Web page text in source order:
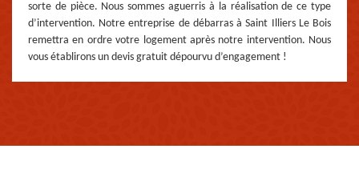
sorte de pièce. Nous sommes aguerris à la réalisation de ce type
d’intervention. Notre entreprise de débarras à Saint Illiers Le Bois
remettra en ordre votre logement après notre intervention. Nous
vous établirons un devis gratuit dépourvu d’engagement !